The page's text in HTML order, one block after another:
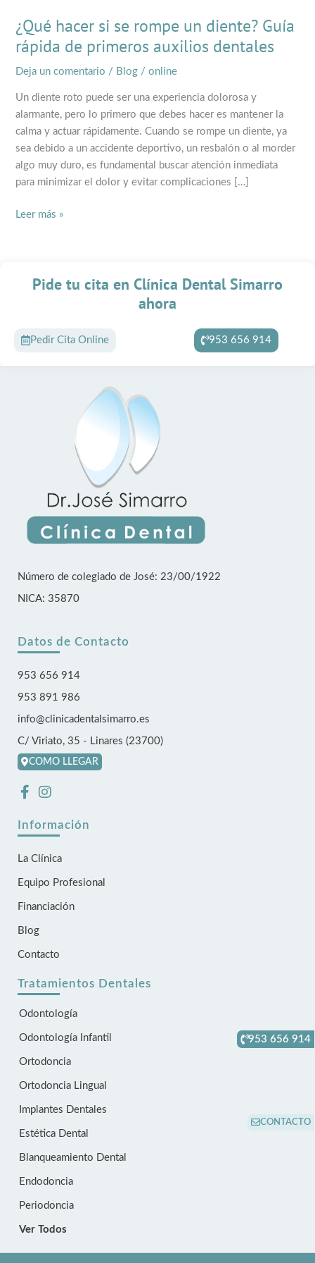
¿Qué hacer si se rompe un diente? Guía
rápida de primeros auxilios dentales
Deja un comentario / Blog /online
Un diente roto puede ser una experiencia dolorosa y
alarmante, pero lo primero que debes hacer es mantener la
calma y actuar rápidamente. Cuando se rompe un diente, ya
sea debido a un accidente deportivo, un resbalón o al morder
algo muy duro, es fundamental buscar atención inmediata
para minimizar el dolor y evitar complicaciones […]
rápida
de
primeros
auxilios
Leer más »
Pide tu cita en Clínica Dental Simarro
ahora
Pedir Cita Online 953 656 914
Número de colegiado de José: 23/00/1922
NICA: 35870
953 656 914
CONTACTO
Información
La Clínica
Equipo Profesional
Financiación
Blog
Contacto
Tratamientos Dentales
Odontología
Odontología Infantil
Ortodoncia
Ortodoncia Lingual
Implantes Dentales
Estética Dental
Blanqueamiento Dental
Endodoncia
Periodoncia
Ver Todos
Datos de Contacto
953 656 914
953 891 986
info@clinicadentalsimarro.es
C/ Viriato, 35 - Linares (23700)
COMO LLEGAR
F
c
e
o
k
-
I
s
t
g
a
m